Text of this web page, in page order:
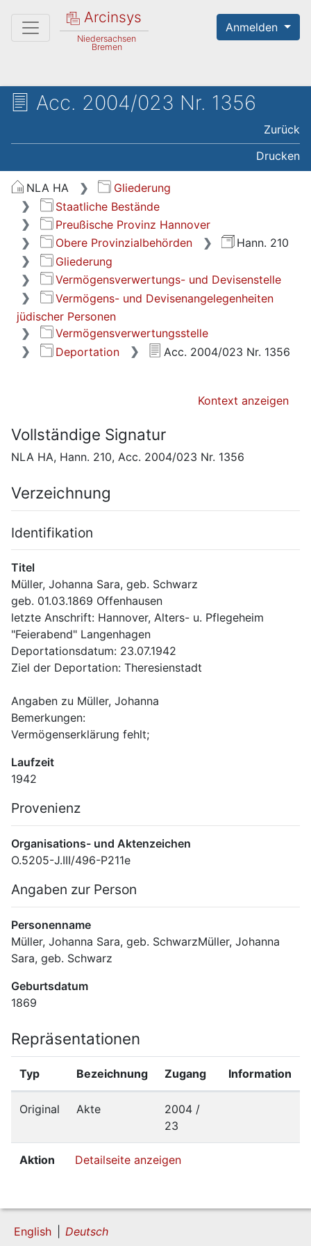
Arcinsys
Niedersachsen
Bremen
Anmelden
Acc. 2004/023 Nr. 1356
Zurück
Drucken
NLA HA
Gliederung
Staatliche Bestände
Preußische Provinz Hannover
Obere Provinzialbehörden
Hann. 210
Gliederung
Vermögensverwertungs- und Devisenstelle
Vermögens- und Devisenangelegenheiten
jüdischer Personen
Vermögensverwertungsstelle
Deportation
Acc. 2004/023 Nr. 1356
Kontext anzeigen
Vollständige Signatur
NLA HA, Hann. 210, Acc. 2004/023 Nr. 1356
Verzeichnung
Identifikation
Titel
Müller, Johanna Sara, geb. Schwarz
geb. 01.03.1869 Offenhausen
letzte Anschrift: Hannover, Alters- u. Pflegeheim
"Feierabend" Langenhagen
Deportationsdatum: 23.07.1942
Ziel der Deportation: Theresienstadt
Angaben zu Müller, Johanna
Bemerkungen:
Vermögenserklärung fehlt;
Laufzeit
1942
Provenienz
Organisations- und Aktenzeichen
O.5205-J.III/496-P211e
Angaben zur Person
Personenname
Müller, Johanna Sara, geb. SchwarzMüller, Johanna
Sara, geb. Schwarz
Geburtsdatum
1869
Repräsentationen
Typ Bezeichnung Zugang Information
Original Akte
2004 /
23
Aktion Detailseite anzeigen
English Deutsch